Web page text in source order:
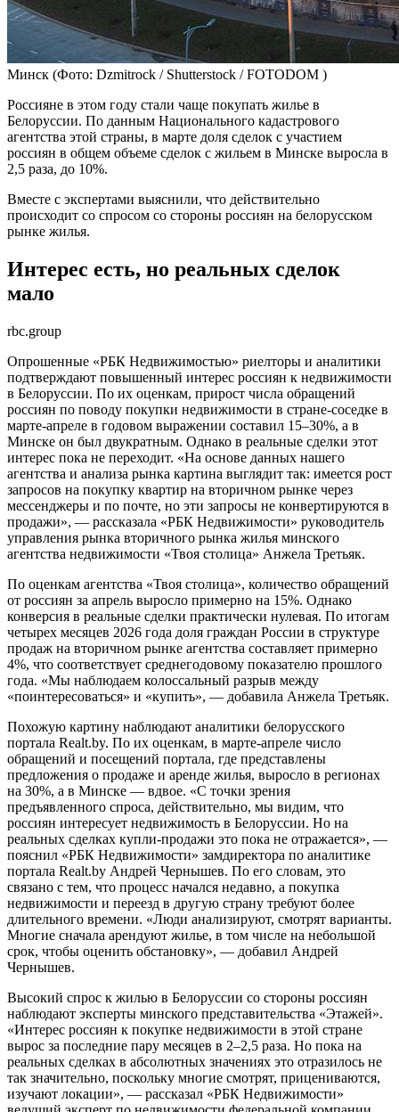
Минск (Фото: Dzmitrock / Shutterstock / FOTODOM )
Россияне в этом году стали чаще покупать жилье в
Белоруссии. По данным Национального кадастрового
агентства этой страны, в марте доля сделок с участием
россиян в общем объеме сделок с жильем в Минске выросла в
2,5 раза, до 10%.
Вместе с экспертами выяснили, что действительно
происходит со спросом со стороны россиян на белорусском
рынке жилья.
Интерес есть, но реальных сделок
мало
rbc.group
Опрошенные «РБК Недвижимостью» риелторы и аналитики
подтверждают повышенный интерес россиян к недвижимости
в Белоруссии. По их оценкам, прирост числа обращений
россиян по поводу покупки недвижимости в стране-соседке в
марте-апреле в годовом выражении составил 15–30%, а в
Минске он был двукратным. Однако в реальные сделки этот
интерес пока не переходит. «На основе данных нашего
агентства и анализа рынка картина выглядит так: имеется рост
запросов на покупку квартир на вторичном рынке через
мессенджеры и по почте, но эти запросы не конвертируются в
продажи», — рассказала «РБК Недвижимости» руководитель
управления рынка вторичного рынка жилья минского
агентства недвижимости «Твоя столица» Анжела Третьяк.
По оценкам агентства «Твоя столица», количество обращений
от россиян за апрель выросло примерно на 15%. Однако
конверсия в реальные сделки практически нулевая. По итогам
четырех месяцев 2026 года доля граждан России в структуре
продаж на вторичном рынке агентства составляет примерно
4%, что соответствует среднегодовому показателю прошлого
года. «Мы наблюдаем колоссальный разрыв между
«поинтересоваться» и «купить», — добавила Анжела Третьяк.
Похожую картину наблюдают аналитики белорусского
портала Realt.by. По их оценкам, в марте-апреле число
обращений и посещений портала, где представлены
предложения о продаже и аренде жилья, выросло в регионах
на 30%, а в Минске — вдвое. «С точки зрения
предъявленного спроса, действительно, мы видим, что
россиян интересует недвижимость в Белоруссии. Но на
реальных сделках купли-продажи это пока не отражается», —
пояснил «РБК Недвижимости» замдиректора по аналитике
портала Realt.by Андрей Чернышев. По его словам, это
связано с тем, что процесс начался недавно, а покупка
недвижимости и переезд в другую страну требуют более
длительного времени. «Люди анализируют, смотрят варианты.
Многие сначала арендуют жилье, в том числе на небольшой
срок, чтобы оценить обстановку», — добавил Андрей
Чернышев.
Высокий спрос к жилью в Белоруссии со стороны россиян
наблюдают эксперты минского представительства «Этажей».
«Интерес россиян к покупке недвижимости в этой стране
вырос за последние пару месяцев в 2–2,5 раза. Но пока на
реальных сделках в абсолютных значениях это отразилось не
так значительно, поскольку многие смотрят, прицениваются,
изучают локации», — рассказал «РБК Недвижимости»